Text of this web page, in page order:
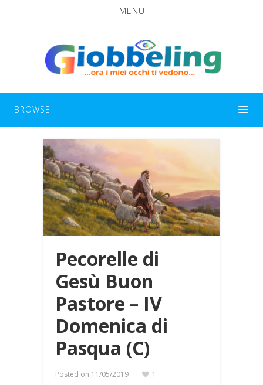
MENU
BROWSE
Pecorelle di
Gesù Buon
Pastore – IV
Domenica di
Pasqua (C)
Posted on 11/05/2019 1